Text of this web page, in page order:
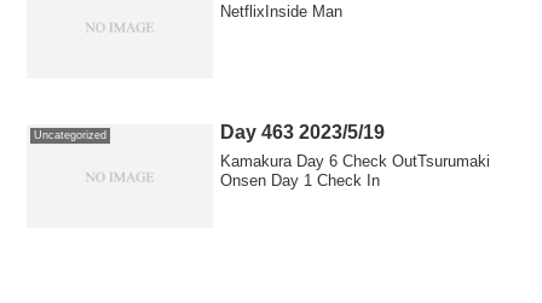
NetflixInside Man
Uncategorized Day 463 2023/5/19
Kamakura Day 6 Check OutTsurumaki
Onsen Day 1 Check In